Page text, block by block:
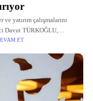
yatırım çalışmalarını
Davut TÜRKOĞLU,
iş modelleriyle bir çok
ET